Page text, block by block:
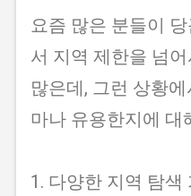
요즘 많은 분들이
서 지역 제한을 넘
많은데, 그런 상황
마나 유용한지에 대
1. 다양한 지역 탐색